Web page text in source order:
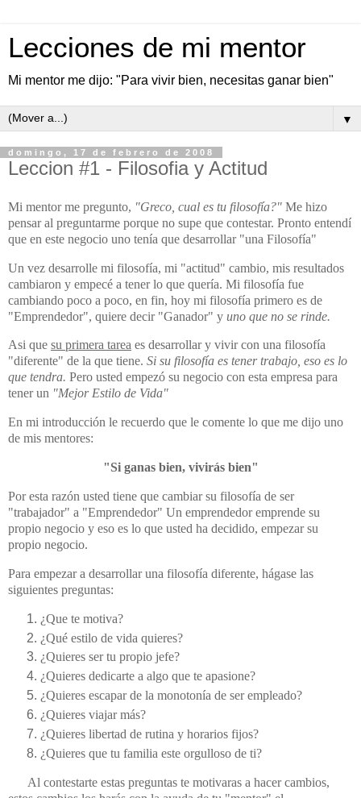
Lecciones de mi mentor
Mi mentor me dijo: "Para vivir bien, necesitas ganar bien"
▼
domingo, 17 de febrero de 2008
Leccion #1 - Filosofia y Actitud
Mi mentor me pregunto, "Greco, cual es tu filosofía?" Me hizo
pensar al preguntarme porque no supe que contestar. Pronto entendí
que en este negocio uno tenía que desarrollar "una Filosofía"
Un vez desarrolle mi filosofía, mi "actitud" cambio, mis resultados
cambiaron y empecé a tener lo que quería. Mi filosofía fue
cambiando poco a poco, en fin, hoy mi filosofía primero es de
"Emprendedor", quiere decir "Ganador" y uno que no se rinde.
Asi que su primera tarea es desarrollar y vivir con una filosofía
"diferente" de la que tiene. Si su filosofía es tener trabajo, eso es lo
que tendra. Pero usted empezó su negocio con esta empresa para
tener un "Mejor Estilo de Vida"
En mi introducción le recuerdo que le comente lo que me dijo uno
de mis mentores:
"Si ganas bien, vivirás bien"
Por esta razón usted tiene que cambiar su filosofía de ser
"trabajador" a "Emprendedor" Un emprendedor emprende su
propio negocio y eso es lo que usted ha decidido, empezar su
propio negocio.
Para empezar a desarrollar una filosofía diferente, hágase las
siguientes preguntas:
¿Que te motiva?
¿Qué estilo de vida quieres?
¿Quieres ser tu propio jefe?
¿Quieres dedicarte a algo que te apasione?
¿Quieres escapar de la monotonía de ser empleado?
¿Quieres viajar más?
¿Quieres libertad de rutina y horarios fijos?
¿Quieres que tu familia este orgulloso de ti?
Al contestarte estas preguntas te motivaras a hacer cambios,